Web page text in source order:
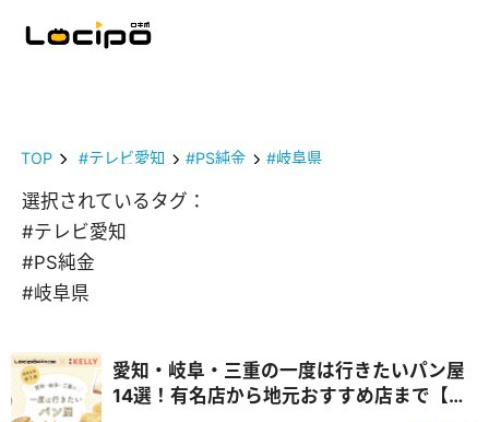
TOP #テレビ愛知 #PS純金 #岐阜県
選択されているタグ：
#テレビ愛知
#PS純金
#岐阜県
愛知・岐阜・三重の一度は行きたいパン屋
14選！有名店から地元おすすめ店まで【テ